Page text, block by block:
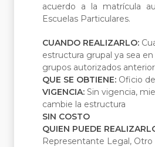
acuerdo a la matrícula
Escuelas Particulares.
CUANDO REALIZARLO:
estructura grupal ya sea
grupos autorizados
QUE SE OBTIENE: Oficio
VIGENCIA: Sin vigencia,
cambie la estructura
SIN COSTO
QUIEN PUEDE
Representante Legal, Otro